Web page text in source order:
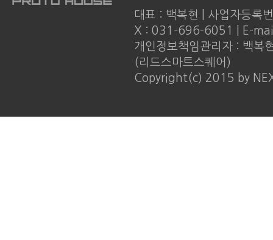
대표 : 백복현 | 사업자등
X : 031-696-6051 | E-
개인정보책임관리자 : 백복
(리드스마트스퀘어)
Copyright(c) 2015 by